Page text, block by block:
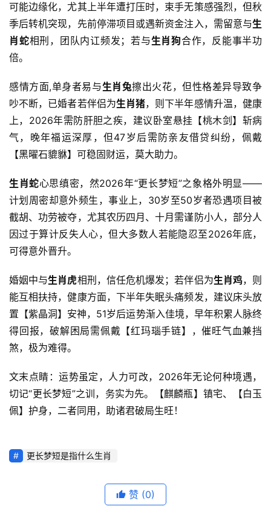
可能边缘化，尤其上半年遭打压时，束手无策感强烈，但秋
季后转机突现，先前停滞项目或遇新资金注入，需留意与生
肖蛇相刑，团队内讧频发；若与生肖狗合作，反能事半功
倍。
感情方面,单身者易与生肖兔擦出火花，但性格差异导致争
吵不断，已婚者若伴侣为生肖猪，则下半年感情升温，健康
上，2026年需防肝胆之疾，建议卧室悬挂【桃木剑】斩病
气，晚年福运深厚，但47岁后需防亲友借贷纠纷，佩戴
【黑曜石貔貅】可稳固财运，莫大助力。
生肖蛇心思缜密，然2026年“更长梦短”之象格外明显——
计划周密却意外频生，事业上，30岁至50岁者恐遇项目被
截胡、功劳被夺，尤其农历四月、十月需谨防小人，部分人
因过于算计反失人心，但大多数人若能隐忍至2026年底，
可得意外晋升。
婚姻中与生肖虎相刑，信任危机爆发；若伴侣为生肖鸡，则
能互相扶持，健康方面，下半年失眠头痛频发，建议床头放
置【紫晶洞】安神，51岁后运势渐入佳境，早年积累人脉终
得回报，破解困局需佩戴【红玛瑙手链】，催旺气血兼挡
煞，极为难得。
文末点睛：运势虽定，人力可改，2026年无论何种境遇，
切记“更长梦短”之训，务实为先。【麒麟瓶】镇宅、【白玉
佩】护身，二者同用，助诸君破局生旺！
更长梦短是指什么生肖
赞 (0)